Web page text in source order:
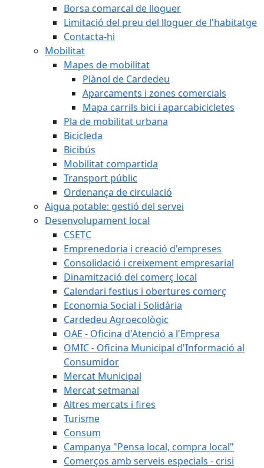
Borsa comarcal de lloguer
Limitació del preu del lloguer de l'habitatge
Contacta-hi
Mobilitat
Mapes de mobilitat
Plànol de Cardedeu
Aparcaments i zones comercials
Mapa carrils bici i aparcabicicletes
Pla de mobilitat urbana
Bicicleda
Bicibús
Mobilitat compartida
Transport públic
Ordenança de circulació
Aigua potable: gestió del servei
Desenvolupament local
CSETC
Emprenedoria i creació d'empreses
Consolidació i creixement empresarial
Dinamització del comerç local
Calendari festius i obertures comerç
Economia Social i Solidària
Cardedeu Agroecològic
OAE - Oficina d'Atenció a l'Empresa
OMIC - Oficina Municipal d'Informació al
Consumidor
Mercat Municipal
Mercat setmanal
Altres mercats i fires
Turisme
Consum
Campanya "Pensa local, compra local"
Comerços amb serveis especials - crisi